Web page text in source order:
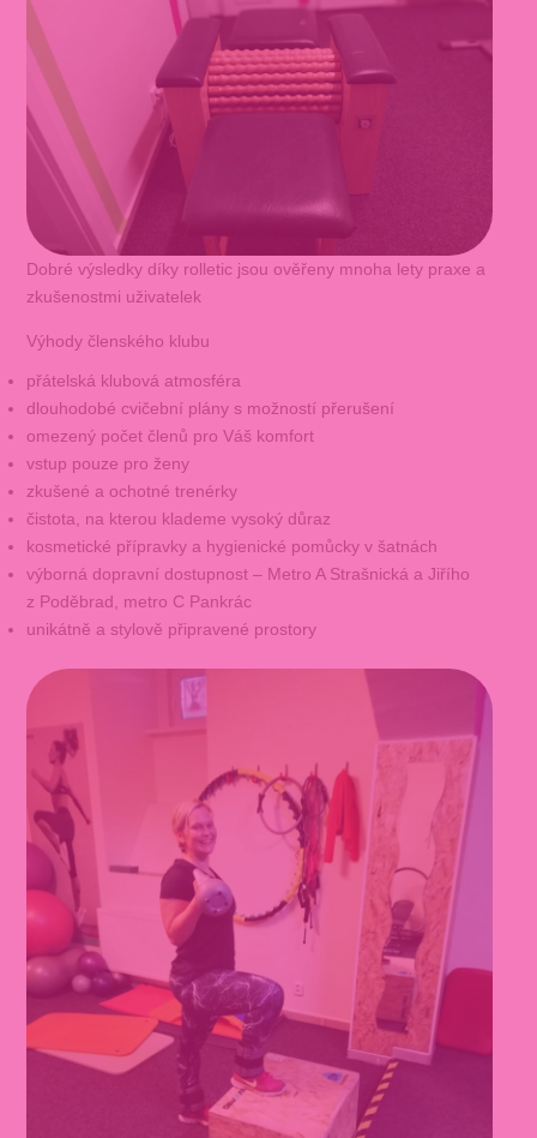
Dobré výsledky díky rolletic jsou ověřeny mnoha lety praxe a
zkušenostmi uživatelek
Výhody členského klubu
přátelská klubová atmosféra
dlouhodobé cvičební plány s možností přerušení
omezený počet členů pro Váš komfort
vstup pouze pro ženy
zkušené a ochotné trenérky
čistota, na kterou klademe vysoký důraz
kosmetické přípravky a hygienické pomůcky v šatnách
výborná dopravní dostupnost – Metro A Strašnická a Jiřího
z Poděbrad, metro C Pankrác
unikátně a stylově připravené prostory